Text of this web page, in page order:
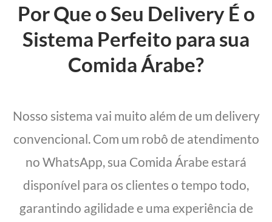
Por Que o Seu Delivery É o
Sistema Perfeito para sua
Comida Árabe?
Nosso sistema vai muito além de um delivery
convencional. Com um robô de atendimento
no WhatsApp, sua Comida Árabe estará
disponível para os clientes o tempo todo,
garantindo agilidade e uma experiência de